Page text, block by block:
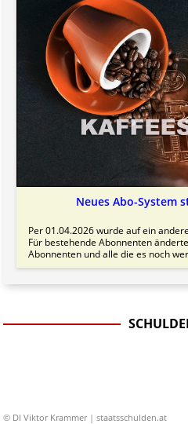
Neues Abo-System
Per 01.04.2026 wurde auf ein
Für bestehende Abonnenten
Abonnenten und alle die es noch
© DI Viktor Krammer | staatsschulden.at